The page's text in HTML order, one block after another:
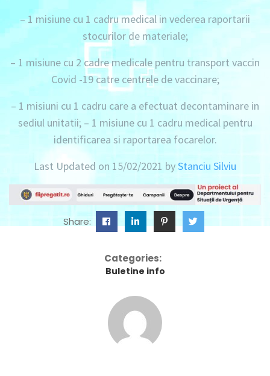
–1 misiune cu 1 cadrumedical in vederea raportarii
stocurilor de materiale;
– 1 misiune cu 2 cadremedicale pentru transport vaccin
Covid -19 catre centrele de vaccinare;
– 1 misiuni cu 1 cadru care a efectuat decontaminare in
sediul unitatii; – 1 misiunecu 1 cadru medicalpentru
identificarea si raportarea focarelor.
Last Updated on 15/02/2021 byStanciu Silviu
Share:
Categories:
Buletine info